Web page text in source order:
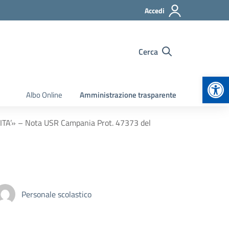
Accedi
Cerca
Albo Online Amministrazione trasparente
– Nota USR Campania Prot. 47373 del
Personale scolastico